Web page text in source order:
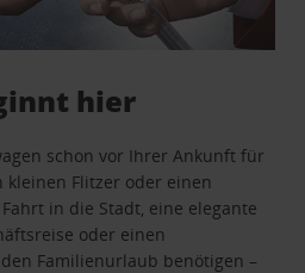
hier
schon vor Ihrer Ankunft für
kleinen Flitzer oder einen
in die Stadt, eine elegante
oder einen
Familienurlaub benötigen –